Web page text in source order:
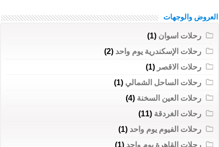
العروض والوجهات
رحلات اسوان (1)
رحلات الإسكندرية يوم واحد (2)
رحلات الاقصر (1)
رحلات الساحل الشمالي (1)
رحلات العين السخنة (4)
رحلات الغردقة (11)
رحلات الفيوم يوم واحد (1)
رحلات القاهرة يوم واحد (1)